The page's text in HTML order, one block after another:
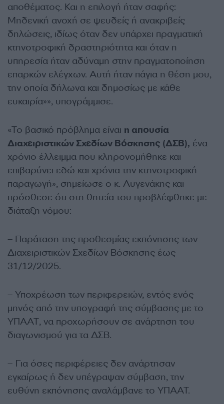
αποθέματος. Και η επιλογή ήταν σαφής:
Μηδενική ανοχή σε ψευδείς ή ανακριβείς
δηλώσεις, ιδίως όταν δεν υπάρχει πραγματική
κτηνοτροφική δραστηριότητα και όταν η
υπηρεσία ήταν αδύναμη στην πραγματοποίηση
επαρκών ελέγχων. Αυτή ήταν πάγια η θέση μου,
την οποία δήλωνα και δημοσίως με κάθε
ευκαιρία»», υπογράμμισε.
«Το βασικό πρόβλημα είναι η απουσία
Διαχειριστικών Σχεδίων Βόσκησης (ΔΣΒ), ένα
χρόνιο έλλειμμα που κληρονομήθηκε και
επιβαρύνει εδώ και χρόνια την κτηνοτροφική
παραγωγή», σημείωσε ο κ. Αυγενάκης και
πρόσθεσε ότι στη θητεία του προβλέφθηκε με
διάταξη νόμου:
– Παράταση της προθεσμίας εκπόνησης των
Διαχειριστικών Σχεδίων Βόσκησης έως
31/12/2025.
– Υποχρέωση των περιφερειών, εντός ενός
μηνός από την υπογραφή της σύμβασης με το
ΥΠΑΑΤ, να προχωρήσουν σε ανάρτηση του
διαγωνισμού για τα ΔΣΒ.
– Για όσες περιφέρειες δεν ανάρτησαν
εγκαίρως ή δεν υπέγραψαν σύμβαση, την
ευθύνη εκπόνησης αναλάμβανε το ΥΠΑΑΤ.